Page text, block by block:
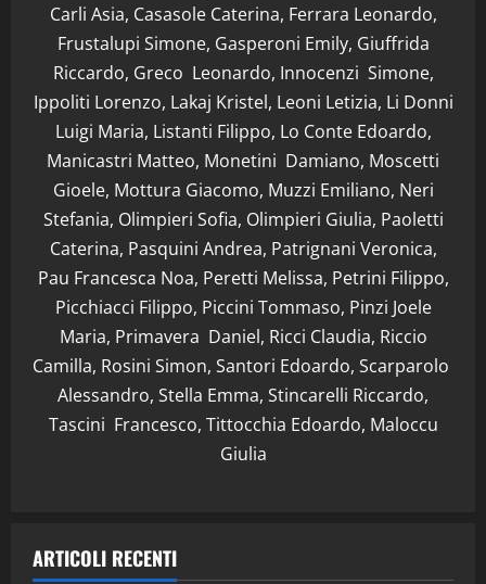
Carli Asia, Casasole Caterina, Ferrara Leonardo,
Frustalupi Simone, Gasperoni Emily, Giuffrida
Riccardo, Greco Leonardo, Innocenzi Simone,
Ippoliti Lorenzo, Lakaj Kristel, Leoni Letizia, Li Donni
Luigi Maria, Listanti Filippo, Lo Conte Edoardo,
Manicastri Matteo, Monetini Damiano, Moscetti
Gioele, Mottura Giacomo, Muzzi Emiliano, Neri
Stefania, Olimpieri Sofia, Olimpieri Giulia, Paoletti
Caterina, Pasquini Andrea, Patrignani Veronica,
Pau Francesca Noa, Peretti Melissa, Petrini Filippo,
Picchiacci Filippo, Piccini Tommaso, Pinzi Joele
Maria, Primavera Daniel, Ricci Claudia, Riccio
Camilla, Rosini Simon, Santori Edoardo, Scarparolo
Alessandro, Stella Emma, Stincarelli Riccardo,
Tascini Francesco, Tittocchia Edoardo, Maloccu
Giulia
ARTICOLI RECENTI